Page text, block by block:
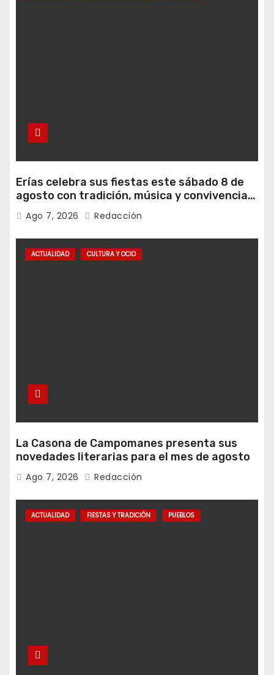
Erías celebra sus fiestas este sábado 8 de
agosto con tradición, música y convivencia
vecinal
Ago 7, 2026 Redacción
ACTUALIDAD CULTURA Y OCIO
La Casona de Campomanes presenta sus
novedades literarias para el mes de agosto
Ago 7, 2026 Redacción
ACTUALIDAD FIESTAS Y TRADICIÓN PUEBLOS